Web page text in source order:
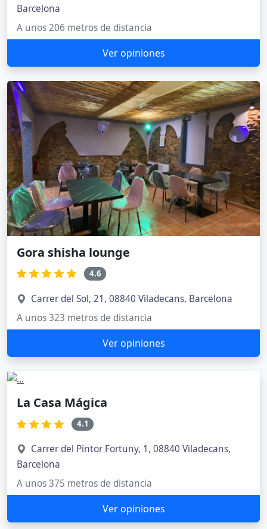
Barcelona
A unos 206 metros de distancia
Ver opiniones
Gora shisha lounge
4.6
Carrer del Sol, 21, 08840 Viladecans, Barcelona
A unos 323 metros de distancia
Ver opiniones
La Casa Mágica
4.1
Carrer del Pintor Fortuny, 1, 08840 Viladecans,
Barcelona
A unos 375 metros de distancia
Ver opiniones